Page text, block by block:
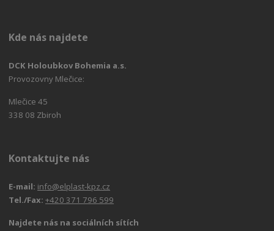
Kde nás najdete
DCK Holoubkov Bohemia a.s.
Provozovny Mlečice:
Mlečice 45
338 08 Zbiroh
Kontaktujte nás
E-mail: info@elplast-kpz.cz
Tel./Fax:+420 371 796 599
Najdete nás na sociálních sítích